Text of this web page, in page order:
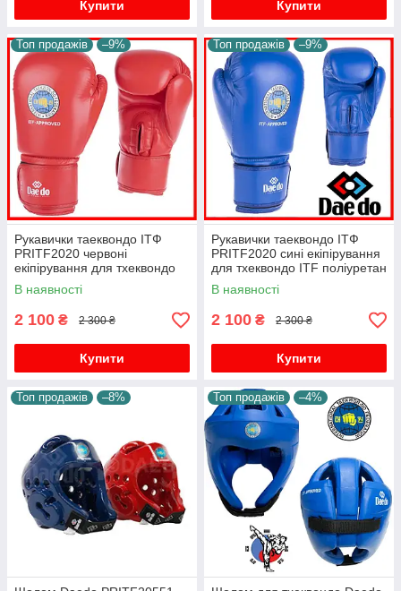
Купити Купити
Топ продажів –9%
Рукавички таеквондо ІТФ
PRITF2020 червоні
екіпірування для тхеквондо
ITF поліуретан
В наявності
2 100 ₴ 2 300 ₴
Купити
Топ продажів –9%
Рукавички таеквондо ІТФ
PRITF2020 сині екіпірування
для тхеквондо ITF поліуретан
В наявності
2 100 ₴ 2 300 ₴
Купити
Топ продажів –8% Топ продажів –4%